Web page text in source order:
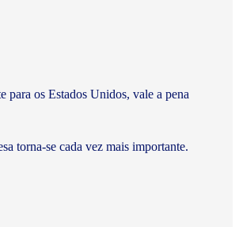
para os Estados Unidos, vale a pena
torna-se cada vez mais importante.